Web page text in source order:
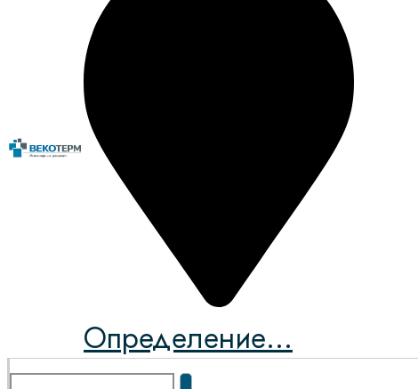
Определение...